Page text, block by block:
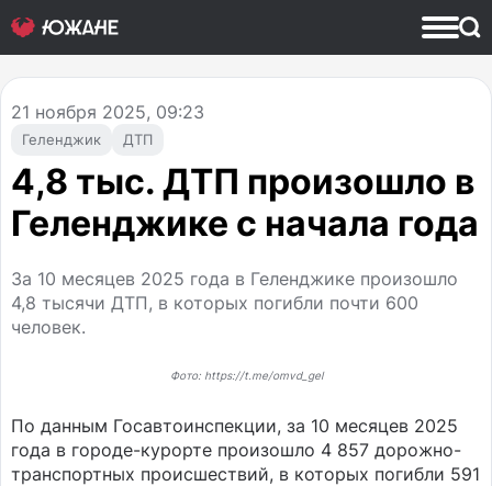
Геленджик ДТП
21 ноября 2025, 09:23
4,8 тыс. ДТП произошло в
Геленджике с начала года
За 10 месяцев 2025 года в Геленджике произошло
4,8 тысячи ДТП, в которых погибли почти 600
человек.
Фото: https://t.me/omvd_gel
По данным Госавтоинспекции, за 10 месяцев 2025
года в городе-курорте произошло 4 857 дорожно-
транспортных происшествий, в которых погибли 591